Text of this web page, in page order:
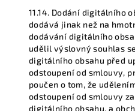
11.14. Dodání digitálního
dodává jinak než na
dodávání digitálního
udělil výslovný souhlas
digitálního obsahu před
odstoupení od smlouvy,
poučen o tom, že
odstoupení od smlouvy
digitálního obsahu, a